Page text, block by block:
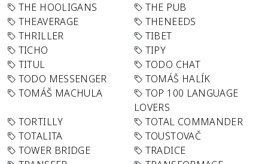
THE HOOLIGANS
THE PUB
THEAVERAGE
THENEEDS
THRILLER
TIBET
TICHO
TIPY
TITUL
TODO CHAT
TODO MESSENGER
TOMÁŠ HALÍK
TOMÁŠ MACHULA
TOP 100 LANGUAGE
LOVERS
TORTILLY
TOTAL COMMANDER
TOTALITA
TOUSTOVAČ
TOWER BRIDGE
TRADICE